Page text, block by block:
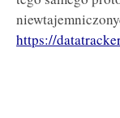
https://